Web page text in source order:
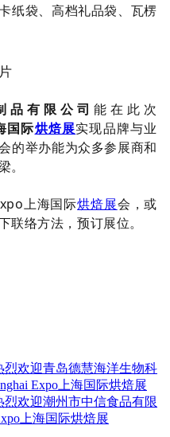
纸袋、高档礼品袋、瓦楞
品有限公司能在此次
国际烘焙展实现品牌与业
的举办能为众多参展商和
。
上海国际烘焙展会，或
联络方法，预订展位。
烈欢迎青岛德慧海洋生物科
Expo上海国际烘焙展
烈欢迎潮州市中信食品有限
上海国际烘焙展